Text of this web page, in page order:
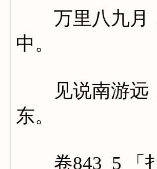
万里八九月，
中。
见说南游远，
东。
卷843_5 「